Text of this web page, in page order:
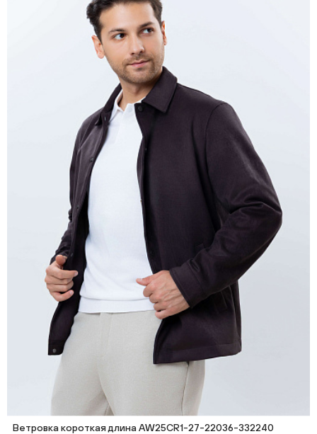
Ветровка короткая длина AW25CR1-27-22036-332240